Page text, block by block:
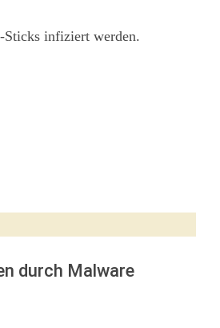
Sticks infiziert werden.
durch Malware